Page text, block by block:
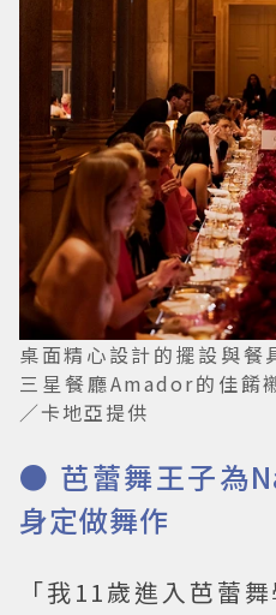
桌面精心設計的擺設與餐
三星餐廳Amador的佳餚
／卡地亞提供
● 芭蕾舞王子為
身定做舞作
「我11歲進入芭蕾